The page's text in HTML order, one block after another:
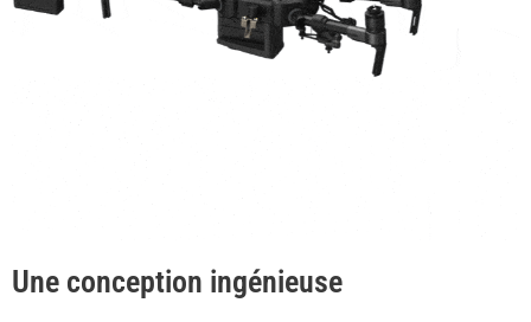
Une conception ingénieuse